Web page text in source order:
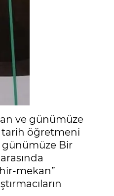
ve günümüze
tarih öğretmeni
günümüze Bir
mekan”